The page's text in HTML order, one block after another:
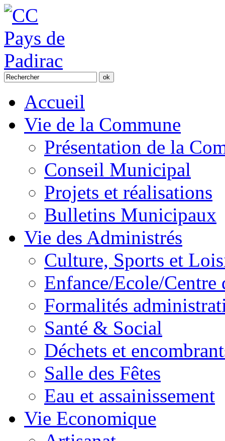
Accueil
Vie de la Commune
Présentation de la
Conseil Municipal
Projets et réalisations
Bulletins Municipaux
Vie des Administrés
Culture, Sports et
Enfance/Ecole/Centre
Formalités
Santé & Social
Déchets et
Salle des Fêtes
Eau et assainissement
Vie Economique